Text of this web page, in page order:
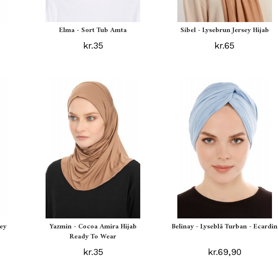
Elma - Sort Tub Amta
kr.35
Sibel - Lysebrun Jersey Hijab
kr.65
Yazmin - Cocoa Amira Hijab
Ready To Wear
kr.35
Belinay - Lyseblå Turban - Ecardin
kr.69,90